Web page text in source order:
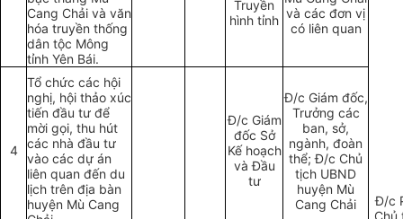
Cang Chải và văn
hóa truyền thống
dân tộc Mông
tỉnh Yên Bái.
Truyền
hình tỉnh và các đơn vị
có liên quan
Đ/c
Chủ
4
Tổ chức các hội
nghị, hội thảo xúc
tiến đầu tư để
mời gọi, thu hút
các nhà đầu tư
vào các dự án
liên quan đến du
lịch trên địa bàn
huyện Mù Cang
Đ/c Giám
đốc Sở
Kế hoạch
và Đầu
tư
Đ/c Giám đốc,
Trưởng các
ban, sở,
ngành, đoàn
thể; Đ/c Chủ
tịch UBND
huyện Mù
Cang Chải